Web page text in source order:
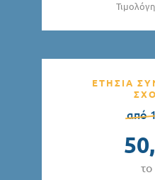
ΕΤΗΣΙΑ
από
το